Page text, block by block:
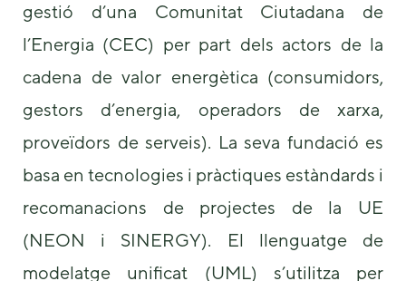
gestió d’una Comunitat Ciutadana de
l’Energia (CEC) per part dels actors de la
cadena de valor energètica (consumidors,
gestors d’energia, operadors de xarxa,
proveïdors de serveis). La seva fundació es
basa en tecnologies i pràctiques estàndards i
recomanacions de projectes de la UE
(NEON i SINERGY). El llenguatge de
modelatge unificat (UML) s’utilitza per